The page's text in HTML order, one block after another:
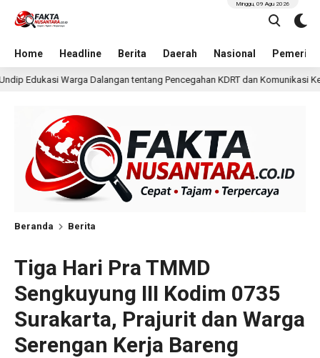
Home Headline Berita Daerah Nasional
Minggu, 09 Agu 2026
Pencegahan KDRT dan Komunikasi Keluarga 1 hari lalu KKN
Beranda Berita
Tiga Hari Pra TMMD
Sengkuyung III Kodim 0735
Surakarta, Prajurit dan Warga
Serengan Kerja Bareng